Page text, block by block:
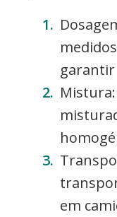
garantir
em